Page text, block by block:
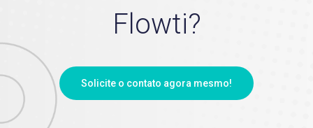
Flowti?
Solicite o contato agora mesmo!